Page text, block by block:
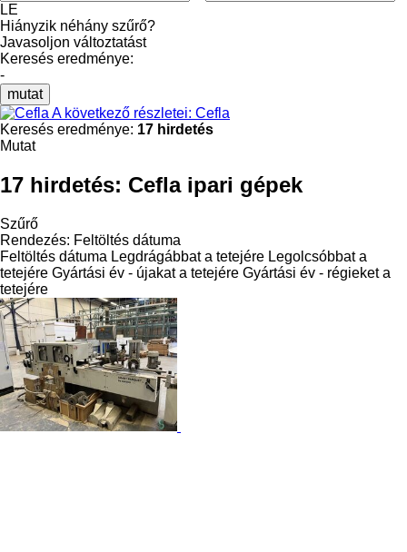
LE
Hiányzik néhány szűrő?
Javasoljon változtatást
Keresés eredménye:
-
mutat
A következő részletei: Cefla
Keresés eredménye: 17 hirdetés
Mutat
17 hirdetés: Cefla ipari gépek
Szűrő
Rendezés: Feltöltés dátuma
Feltöltés dátuma Legdrágábbat a tetejére Legolcsóbbat a
tetejére Gyártási év - újakat a tetejére Gyártási év - régieket a
tetejére